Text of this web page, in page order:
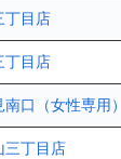
丁目店
丁目店
口（女性専用
三丁目店